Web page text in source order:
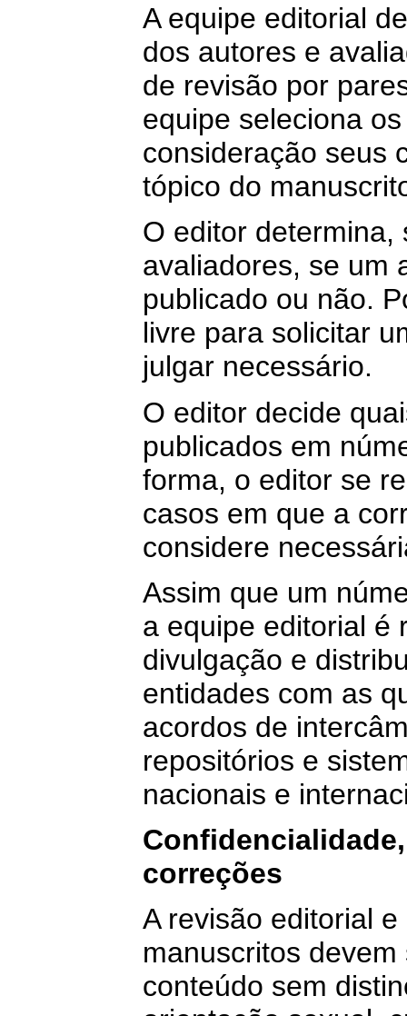
A equipe editorial
dos autores e
de revisão por
equipe seleciona
consideração seus
tópico do
O editor determina,
avaliadores, se um
publicado ou não.
livre para solicitar
julgar necessário.
O editor decide
publicados em
forma, o editor se
casos em que a
considere
Assim que um
a equipe editorial é
divulgação e
entidades com as
acordos de
repositórios e
nacionais e
correções
A revisão editorial
manuscritos
conteúdo sem